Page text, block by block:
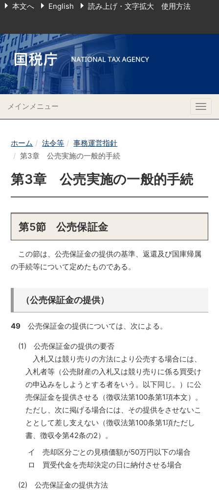
本文へ English 読み上げ・文字拡大 使用方法
メインメニュー
ホーム 法令等
事務運営指針
第3章 公売実施の一般的手続
第3章 公売実施の一般的手続
第5節 公売保証金
この節は、公売保証金の提供の基準、返還及び国庫帰属
の手続等について定めたものである。
（公売保証金の提供）
49 公売保証金の提供については、次による。
(1) 公売保証金の提供の要否
入札又は競り売りの方法により公売する場合には、
入札者等（公売財産の入札又は競り売りに係る買受け
の申込みをしようとする者をいう。以下同じ。）に公
売保証金を提供させる（徴収法第100条第1項本文）。
ただし、次に掲げる場合には、その提供をさせないこ
ととして差し支えない（徴収法第100条第1項ただし
書、徴収令第42条の2）。
イ 売却区分ごとの見積価額が50万円以下の場合
ロ 買受代金を売却決定の日に納付させる場合
(2) 公売保証金の提供方法